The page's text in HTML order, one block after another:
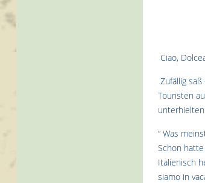
Ciao,
Zufällig
Touristen
“ Was
Schon
Italienisch
siamo in